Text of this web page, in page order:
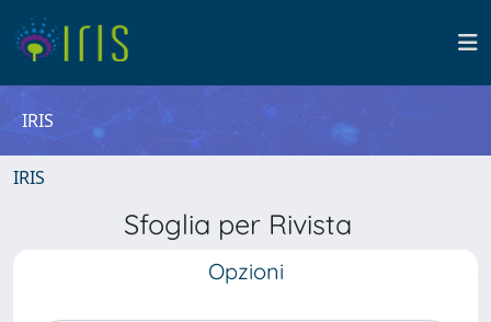
IRIS
IRIS
Sfoglia per Rivista
Opzioni